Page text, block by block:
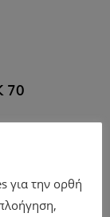
70
για την ορθή